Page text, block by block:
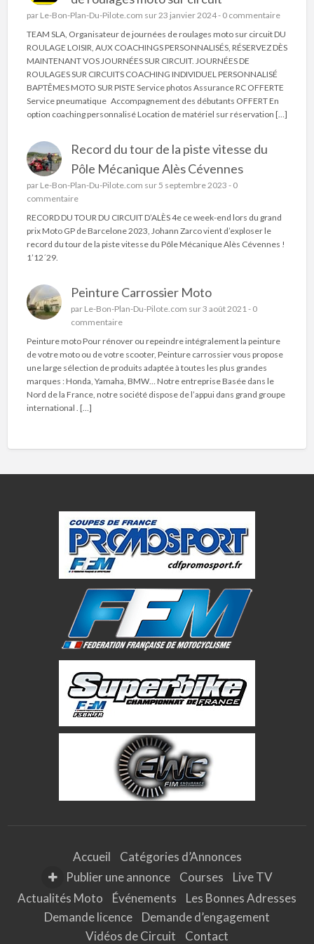
par Le-Bon-Plan-Du-Pilote.com sur 23 janvier 2024 - 0 commentaire
TEAM SLA, Organisateur de journées de roulages moto sur circuit DU
ROULAGE LOISIR, AUX COACHINGS PERSONNALISÉS, RÉSERVEZ DÈS
MAINTENANT VOS JOURNÉES SUR CIRCUIT. JOURNÉES DE
ROULAGES SUR CIRCUITS COACHING INDIVIDUEL PERSONNALISÉ
BAPTÊMES MOTO SUR PISTE Service photos Assurance RC OFFERTE
Service pneumatique Accompagnement des débutants OFFERT En
option coaching personnalisé Location de matériel sur réservation […]
Record du tour de la piste vitesse du
Pôle Mécanique Alès Cévennes
par Le-Bon-Plan-Du-Pilote.com sur 5 septembre 2023 - 0
commentaire
RECORD DU TOUR DU CIRCUIT D’ALÈS 4e ce week-end lors du grand
prix Moto GP de Barcelone 2023, Johann Zarco vient d’exploser le
record du tour de la piste vitesse du Pôle Mécanique Alès Cévennes !
1’12´29.
Peinture Carrossier Moto
par Le-Bon-Plan-Du-Pilote.com sur 3 août 2021 - 0
commentaire
Peinture moto Pour rénover ou repeindre intégralement la peinture
de votre moto ou de votre scooter, Peinture carrossier vous propose
une large sélection de produits adaptée à toutes les plus grandes
marques : Honda, Yamaha, BMW… Notre entreprise Basée dans le
Nord de la France, notre société dispose de l’appui dans grand groupe
international . […]
Accueil
Catégories d’Annonces
Publier une annonce
Courses
Live TV
Actualités Moto
Événements
Les Bonnes Adresses
Demande licence
Demande d’engagement
Vidéos de Circuit
Contact